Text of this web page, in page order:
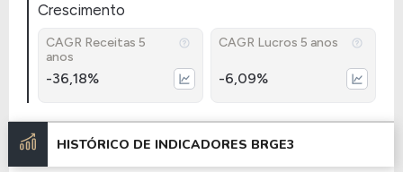
Crescimento
CAGR Receitas 5
anos
-36,18%
CAGR Lucros 5 anos
-6,09%
HISTÓRICO DE INDICADORES BRGE3